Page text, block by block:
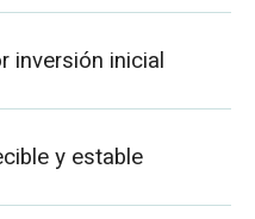
inversión inicial
y estable